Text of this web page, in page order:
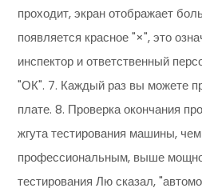
проходит, экран отображает
появляется красное "×", это
инспектор и ответственный
"ОК". 7. Каждый раз вы можете
плате. 8. Проверка окончания
жгута тестирования машины,
профессиональным, выше
тестирования Лю сказал,